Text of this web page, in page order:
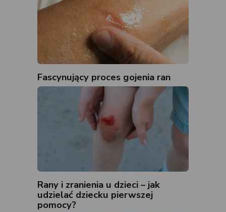
Fascynujący proces gojenia ran
Rany i zranienia u dzieci – jak
udzielać dziecku pierwszej
pomocy?